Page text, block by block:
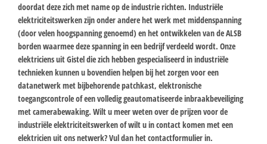
doordat deze zich met name op de industrie richten. Industriële
elektriciteitswerken zijn onder andere het werk met middenspanning
(door velen hoogspanning genoemd) en het ontwikkelen van de ALSB
borden waarmee deze spanning in een bedrijf verdeeld wordt. Onze
elektriciens uit Gistel die zich hebben gespecialiseerd in industriële
technieken kunnen u bovendien helpen bij het zorgen voor een
datanetwerk met bijbehorende patchkast, elektronische
toegangscontrole of een volledig geautomatiseerde inbraakbeveiliging
met camerabewaking. Wilt u meer weten over de prijzen voor de
industriële elektriciteitswerken of wilt u in contact komen met een
elektricien uit ons netwerk? Vul dan het contactformulier in.